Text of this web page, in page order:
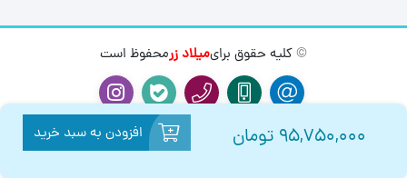
© کلیه حقوق برایمیلاد زرمحفوظ است
95,750,000 تومان افزودن به سبد خرید
0
0